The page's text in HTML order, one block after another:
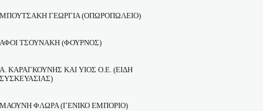
ΜΠΟΥΤΣΑΚΗ ΓΕΩΡΓΙΑ (ΟΠΩΡΟΠΩΛΕΙΟ)
ΑΦΟΙ ΤΣΟΥΝΑΚΗ (ΦΟΥΡΝΟΣ)
Α. ΚΑΡΑΓΚΟΥΝΗΣ ΚΑΙ ΥΙΟΣ Ο.Ε. (ΕΙΔΗ
ΣΥΣΚΕΥΑΣΙΑΣ)
ΜΑΟΥΝΗ ΦΛΩΡΑ (ΓΕΝΙΚΟ ΕΜΠΟΡΙΟ)